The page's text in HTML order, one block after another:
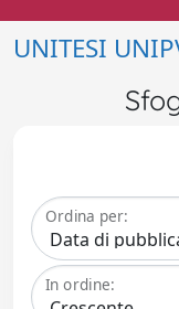
UNITESI
Ordina per:
In ordine: